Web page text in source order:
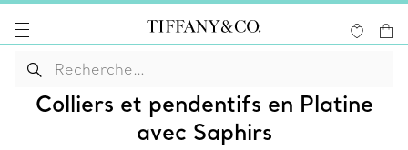
Colliers et pendentifs en Platine
avec Saphirs